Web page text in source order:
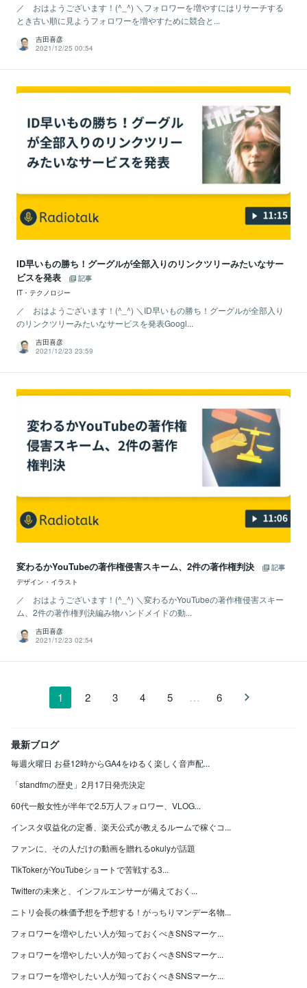
／ おはようございます！(^_^) ＼フォロワーを増やすにはリサーチする
とき古い順に見ようフォロワーを増やすために競合と...
吉田喜彦
2021/12/25 00:54
ID早いもの勝ち！グーグルが全部入りのリンクツリーみたいなサー
ビスを発表
記事
IT・テクノロジー
／ おはようございます！(^_^) ＼ID早いもの勝ち！グーグルが全部入り
のリンクツリーみたいなサービスを発表Googl...
吉田喜彦
2021/12/23 23:59
変わるかYouTubeの著作権侵害スキーム、2件の著作権判決
記事
デザイン・イラスト
／ おはようございます！(^_^) ＼変わるかYouTubeの著作権侵害スキー
ム、2件の著作権判決編み物ハンドメイドの動...
吉田喜彦
2021/12/23 02:54
1 2 3 4 5 … 6
最新ブログ
毎週火曜日 お昼12時からGA4をゆるく楽しく音声配...
「standfmの歴史」2月17日発売決定
60代一般女性が半年で2.5万人フォロワー、VLOG...
インスタ収益化の定番、楽天公式が教えるルームで稼ぐコ...
ファンに、その人だけの動画を贈れるokulyが話題
TikTokerがYouTubeショートで苦戦する3...
Twitterの未来と、インフルエンサーが備えておく...
ニトリ会長の株価予想を予想する！がっちりマンデー名物...
フォロワーを増やしたい人が知っておくべきSNSマーケ...
フォロワーを増やしたい人が知っておくべきSNSマーケ...
フォロワーを増やしたい人が知っておくべきSNSマーケ...